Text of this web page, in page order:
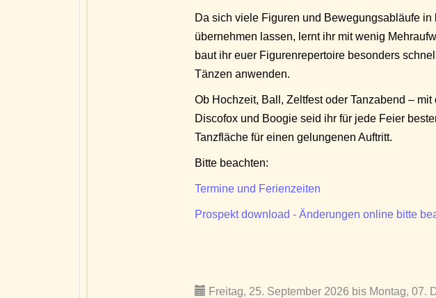
Da sich viele Figuren und Bewegungsabläufe
übernehmen lassen, lernt ihr mit wenig
baut ihr euer Figurenrepertoire besonders
Tänzen anwenden.
Ob Hochzeit, Ball, Zeltfest oder Tanzabend –
Discofox und Boogie seid ihr für jede Feier
Tanzfläche für einen gelungenen Auftritt.
Bitte beachten:
Termine und Ferienzeiten
Prospekt download - Änderungen online bitte
Freitag, 25. September 2026 bis Montag, 07.